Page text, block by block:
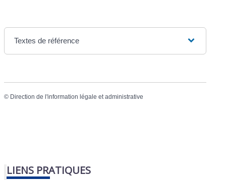
Textes de référence
© Direction de l'information légale et administrative
LIENS PRATIQUES